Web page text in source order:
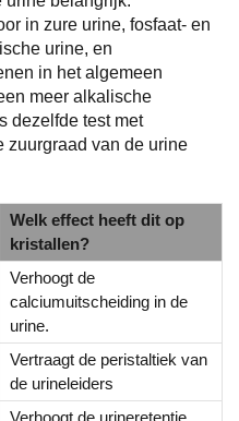
in zure urine, fosfaat- en
urine, en
in het algemeen
meer alkalische
dezelfde test met
zuurgraad van de urine
Welk effect heeft dit op
kristallen?
Verhoogt de
calciumuitscheiding in de
urine.
Vertraagt de peristaltiek van
de urineleiders
Verhoogt de urineretentie.